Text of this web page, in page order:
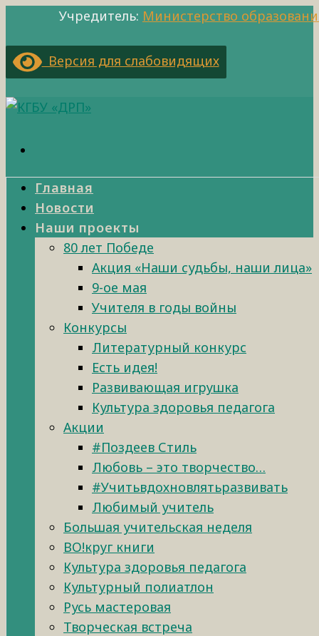
Учредитель: Министерство
Версия для слабовидящих
Главная
Новости
Наши проекты
80 лет Победе
Акция «Наши судьбы, наши лица»
9-ое мая
Учителя в годы войны
Конкурсы
Литературный конкурс
Есть идея!
Развивающая игрушка
Культура здоровья педагога
Акции
#Поздеев Стиль
Любовь – это творчество…
#Учитьвдохновлятьразвивать
Любимый учитель
Большая учительская неделя
ВО!круг книги
Культура здоровья педагога
Культурный полиатлон
Русь мастеровая
Творческая встреча